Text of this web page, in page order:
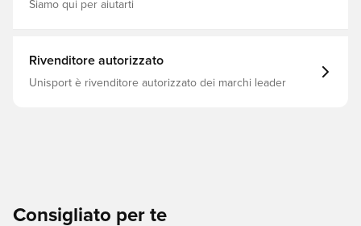
Siamo qui per aiutarti
Rivenditore autorizzato
Unisport è rivenditore autorizzato dei marchi leader
Consigliato per te